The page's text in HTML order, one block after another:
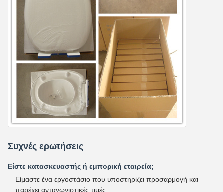
Συχνές ερωτήσεις
Είστε κατασκευαστής ή εμπορική εταιρεία;
Είμαστε ένα εργοστάσιο που υποστηρίζει προσαρμογή και
παρέχει ανταγωνιστικές τιμές.